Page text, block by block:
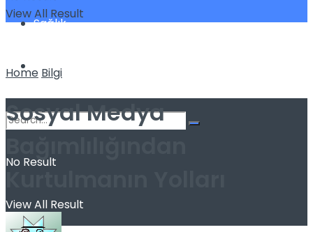
Sağlık
Spor
No Result
View All Result
View All Result
Home Bilgi
Sosyal Medya